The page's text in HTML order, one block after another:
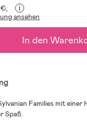
€;
i
ansehen
In den
Families mit
Spaß.